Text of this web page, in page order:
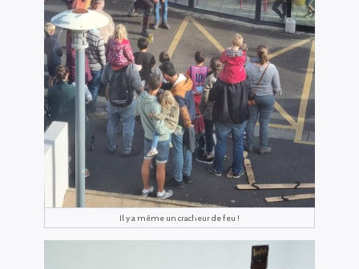
Il y a même un cracheur de feu !